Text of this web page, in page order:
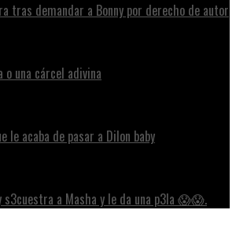
tras demandar a Bonny por derecho de autor
o una cárcel adivina
le acaba de pasar a Dilon baby
s3cuestra a Masha y le da una p3la 😱😱.